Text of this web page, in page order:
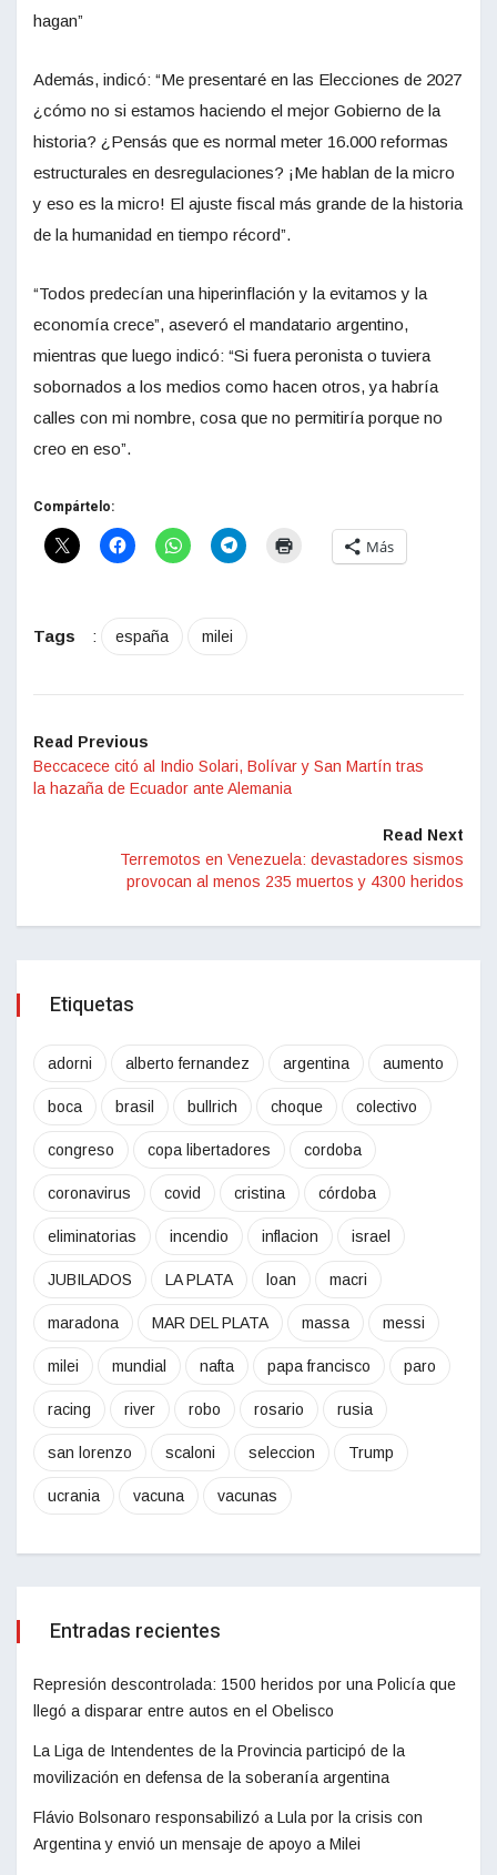
hagan”
Además, indicó: “Me presentaré en las Elecciones de 2027
¿cómo no si estamos haciendo el mejor Gobierno de la
historia? ¿Pensás que es normal meter 16.000 reformas
estructurales en desregulaciones? ¡Me hablan de la micro
y eso es la micro! El ajuste fiscal más grande de la historia
de la humanidad en tiempo récord”.
“Todos predecían una hiperinflación y la evitamos y la
economía crece”, aseveró el mandatario argentino,
mientras que luego indicó: “Si fuera peronista o tuviera
sobornados a los medios como hacen otros, ya habría
calles con mi nombre, cosa que no permitiría porque no
creo en eso”.
Compártelo:
Más
Tags : españa milei
Read Previous
Beccacece citó al Indio Solari, Bolívar y San Martín tras
la hazaña de Ecuador ante Alemania
Read Next
Terremotos en Venezuela: devastadores sismos
provocan al menos 235 muertos y 4300 heridos
Etiquetas
adorni alberto fernandez argentina aumento
boca brasil bullrich choque colectivo
congreso copa libertadores cordoba
coronavirus covid cristina córdoba
eliminatorias incendio inflacion israel
JUBILADOS LA PLATA loan macri
maradona MAR DEL PLATA massa messi
milei mundial nafta papa francisco paro
racing river robo rosario rusia
san lorenzo scaloni seleccion Trump
ucrania vacuna vacunas
Entradas recientes
Represión descontrolada: 1500 heridos por una Policía que
llegó a disparar entre autos en el Obelisco
La Liga de Intendentes de la Provincia participó de la
movilización en defensa de la soberanía argentina
Flávio Bolsonaro responsabilizó a Lula por la crisis con
Argentina y envió un mensaje de apoyo a Milei